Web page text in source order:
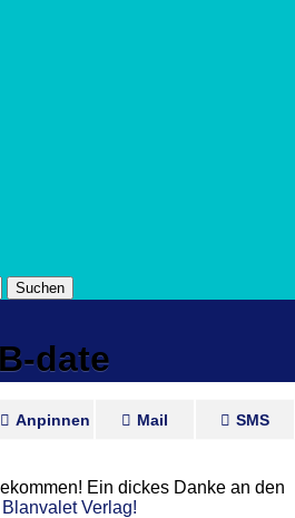
date
Anpinnen Mail SMS
Ein dickes Danke an den
BlanvaletVerlag!